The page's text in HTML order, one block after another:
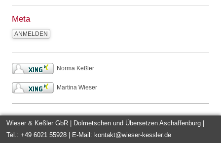
Meta
ANMELDEN
Norma Keßler
Martina Wieser
Wieser & Keßler GbR | Dolmetschen und ÜbersetzenAschaffenburg |
Tel.: +49 6021 55928 | E-Mail: kontakt@wieser-kessler.de